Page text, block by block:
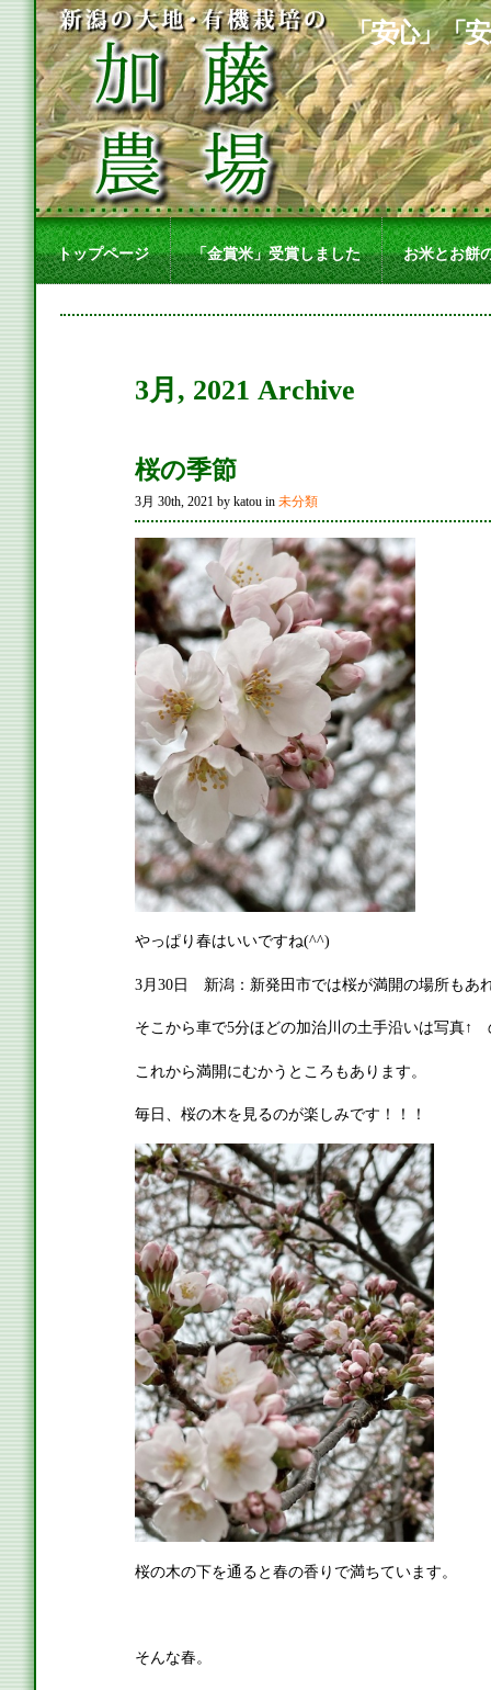
「安心」「
トップページ 「金賞米」受賞しました お米とお餅
3月, 2021 Archive
桜の季節
3月 30th, 2021 by katou in 未分類
やっぱり春はいいですね(^^)
3月30日 新潟：新発田市では桜が満開の場所もあ
そこから車で5分ほどの加治川の土手沿いは写真↑
これから満開にむかうところもあります。
毎日、桜の木を見るのが楽しみです！！！
桜の木の下を通ると春の香りで満ちています。
そんな春。